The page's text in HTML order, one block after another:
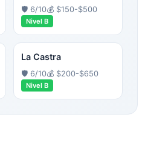
🛡️ 6/10💰 $150-$500
Nivel B
La Castra
🛡️ 6/10💰 $200-$650
Nivel B